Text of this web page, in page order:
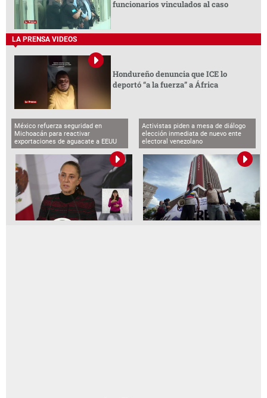
funcionarios vinculados al caso
LA PRENSA VIDEOS
Hondureño denuncia que ICE lo
deportó “a la fuerza” a África
México refuerza seguridad en
Michoacán para reactivar
exportaciones de aguacate a EEUU
Activistas piden a mesa de diálogo
elección inmediata de nuevo ente
electoral venezolano